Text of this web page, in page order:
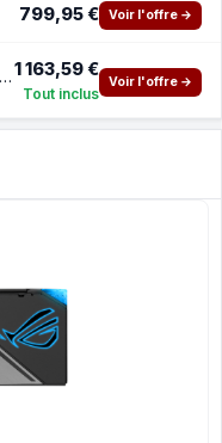
799,95 € Voir l'offre →
Asus ATX 1600W - 80 Titanium - ROG THOR 1600T3 Gaming 1 163,59 €
Tout inclus
Voir l'offre →